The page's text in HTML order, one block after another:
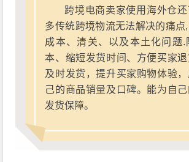
跨境电商卖家使用海外仓
多传统跨境物流无法解决的痛点,
成本、清关、以及本土化问题.
本、缩短发货时间、方便买家退
及时发货，提升买家购物体验
己的商品销量及口碑。能为自
发货保障。